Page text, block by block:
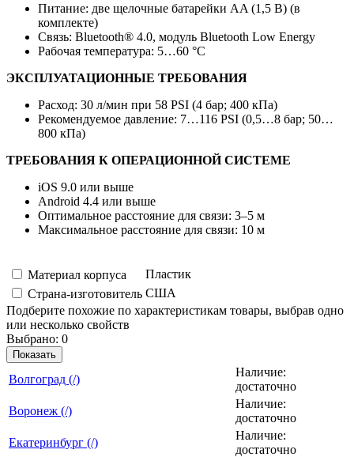
Питание: две щелочные батарейки AA (1,5 В) (в
комплекте)
Связь: Bluetooth® 4.0, модуль Bluetooth Low Energy
Рабочая температура: 5…60 °C
ЭКСПЛУАТАЦИОННЫЕ ТРЕБОВАНИЯ
Расход: 30 л/мин при 58 PSI (4 бар; 400 кПа)
Рекомендуемое давление: 7…116 PSI (0,5…8 бар; 50…
800 кПа)
ТРЕБОВАНИЯ К ОПЕРАЦИОННОЙ СИСТЕМЕ
iOS 9.0 или выше
Android 4.4 или выше
Оптимальное расстояние для связи: 3–5 м
Максимальное расстояние для связи: 10 м
Материал корпуса
Пластик
Страна-изготовитель США
Подберите похожие по характеристикам товары, выбрав одно
или несколько свойств
Выбрано: 0
Показать
Вoлгогpaд (/)
Наличие:
достаточно
Воронеж (/)
Наличие:
достаточно
Екатеринбург (/)
Наличие:
достаточно